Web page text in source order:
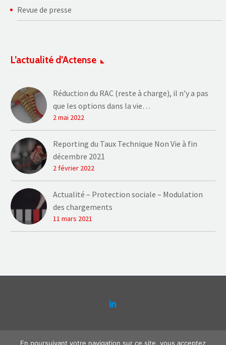
Revue de presse
L’actualité d’Actense
Réduction du RAC (reste à charge), il n’y a pas
que les options dans la vie…
2 mai 2022
Reporting du Taux Technique Non Vie à fin
décembre 2021
2 février 2022
Actualité – Protection sociale – Modulation
des chargements
11 mars 2021
Contact Plaquette Actense Mentions légales
En poursuivant votre navigation sur ce site, vous acceptez